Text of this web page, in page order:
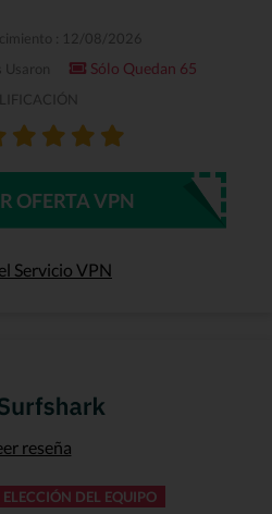
: 12/08/2026
Sólo Quedan 65
OFERTA VPN
Servicio VPN
reseña
ELECCIÓN DEL EQUIPO